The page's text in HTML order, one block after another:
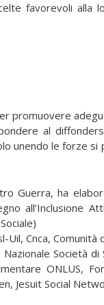
favorevoli alla
promuovere
al
unendo le forze si
Guerra, ha
all’Inclusione
Uil, Cnca, Comunità
Società di
ONLUS,
Jesuit Social